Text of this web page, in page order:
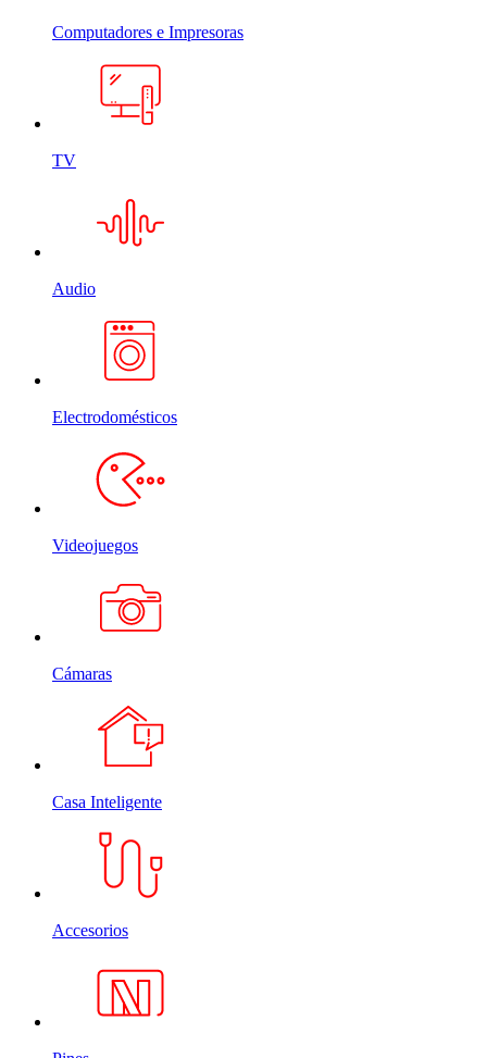
Computadores e Impresoras
TV
Audio
Electrodomésticos
Videojuegos
Cámaras
Casa Inteligente
Accesorios